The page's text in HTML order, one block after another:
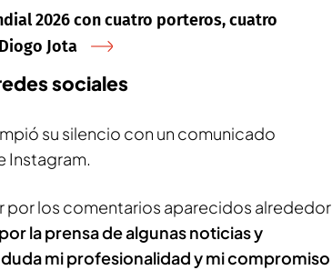
2026 con cuatro porteros, cuatro
Jota
sociales
su silencio con un comunicado
Instagram.
por los comentarios aparecidos alrededor
la prensa de algunas noticias y
mi profesionalidad y mi compromiso